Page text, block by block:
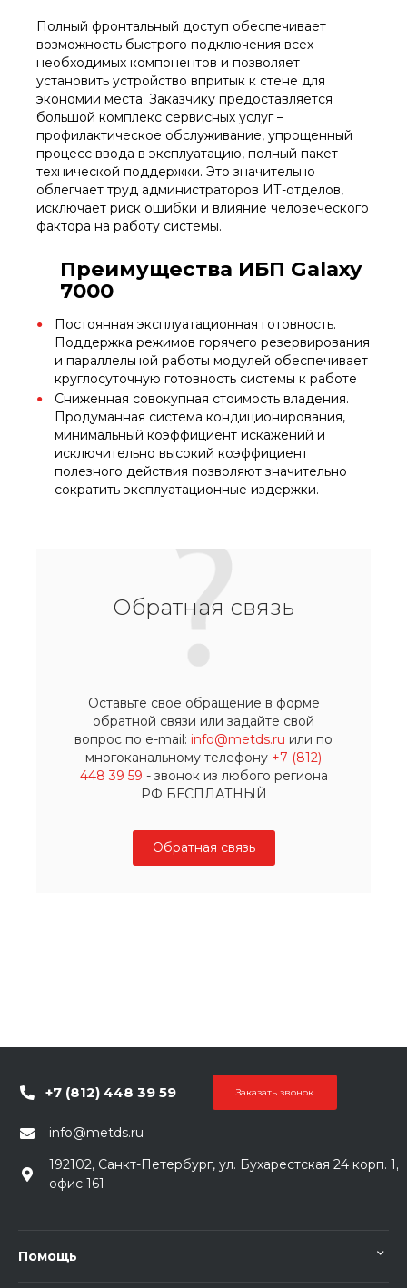
Полный фронтальный доступ обеспечивает
возможность быстрого подключения всех
необходимых компонентов и позволяет
установить устройство впритык к стене для
экономии места. Заказчику предоставляется
большой комплекс сервисных услуг –
профилактическое обслуживание, упрощенный
процесс ввода в эксплуатацию, полный пакет
технической поддержки. Это значительно
облегчает труд администраторов ИТ-отделов,
исключает риск ошибки и влияние человеческого
фактора на работу системы.
Преимущества ИБП Galaxy
7000
Постоянная эксплуатационная готовность.
Поддержка режимов горячего резервирования
и параллельной работы модулей обеспечивает
круглосуточную готовность системы к работе
Сниженная совокупная стоимость владения.
Продуманная система кондиционирования,
минимальный коэффициент искажений и
исключительно высокий коэффициент
полезного действия позволяют значительно
сократить эксплуатационные издержки.
Обратная связь
Оставьте свое обращение в форме
обратной связи или задайте свой
вопрос по e-mail: info@metds.ru или по
многоканальному телефону +7 (812)
448 39 59 - звонок из любого региона
РФ БЕСПЛАТНЫЙ
Обратная связь
+7 (812) 448 39 59 Заказать звонок
info@metds.ru
192102, Санкт-Петербург, ул. Бухарестская 24 корп. 1,
офис 161
Помощь